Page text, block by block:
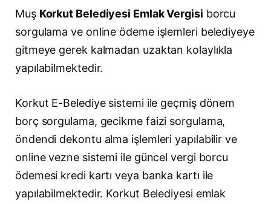
Muş Korkut Belediyesi Emlak Vergisi borcu
sorgulama ve online ödeme işlemleri belediyeye
gitmeye gerek kalmadan uzaktan kolaylıkla
yapılabilmektedir.
Korkut E-Belediye sistemi ile geçmiş dönem
borç sorgulama, gecikme faizi sorgulama,
öndendi dekontu alma işlemleri yapılabilir ve
online vezne sistemi ile güncel vergi borcu
ödemesi kredi kartı veya banka kartı ile
yapılabilmektedir. Korkut Belediyesi emlak